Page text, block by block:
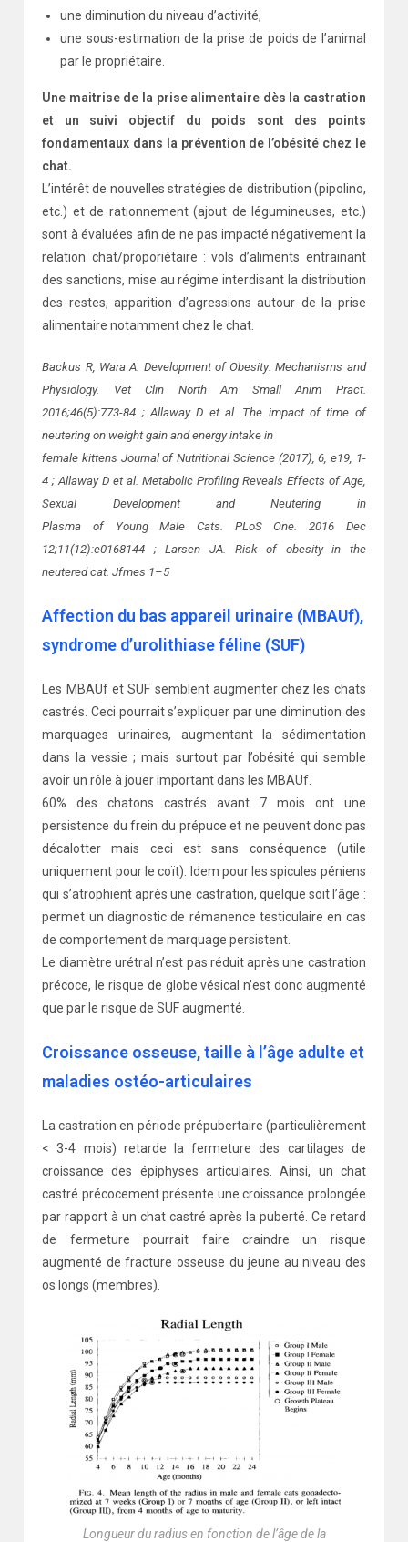
une diminution du niveau d’activité,
une sous-estimation de la prise de poids de l’animal
par le propriétaire.
Une maitrise de la prise alimentaire dès la castration
et un suivi objectif du poids sont des points
fondamentaux dans la prévention de l’obésité chez le
chat.
L’intérêt de nouvelles stratégies de distribution (pipolino,
etc.) et de rationnement (ajout de légumineuses, etc.)
sont à évaluées afin de ne pas impacté négativement la
relation chat/proporiétaire : vols d’aliments entrainant
des sanctions, mise au régime interdisant la distribution
des restes, apparition d’agressions autour de la prise
alimentaire notamment chez le chat.
Backus R, Wara A. Development of Obesity: Mechanisms and
Physiology. Vet Clin North Am Small Anim Pract.
2016;46(5):773-84 ;Allaway D et al. The impact of time of
neutering on weight gain and energy intake in
female kittens Journal of Nutritional Science (2017), 6, e19, 1-
4 ;Allaway D et al. Metabolic Profiling Reveals Effects of Age,
Sexual Development and Neutering in
Plasma of Young Male Cats. PLoS One. 2016 Dec
12;11(12):e0168144 ;Larsen JA. Risk of obesity in the
neutered cat. Jfmes 1–5
Affection du bas appareil urinaire (MBAUf),
syndrome d’urolithiase féline (SUF)
Les MBAUf et SUF semblent augmenter chez les chats
castrés. Ceci pourrait s’expliquer par une diminution des
marquages urinaires, augmentant la sédimentation
dans la vessie ; mais surtout par l’obésité qui semble
avoir un rôle à jouer important dans les MBAUf.
60% des chatons castrés avant 7 mois ont une
persistence du frein du prépuce et ne peuvent donc pas
décalotter mais ceci est sans conséquence (utile
uniquement pour le coït). Idem pour les spicules péniens
qui s’atrophient après une castration, quelque soit l’âge :
permet un diagnostic de rémanence testiculaire en cas
de comportement de marquage persistent.
Le diamètre urétral n’est pas réduit après une castration
précoce, le risque de globe vésical n’est donc augmenté
que par le risque de SUF augmenté.
Croissance osseuse, taille à l’âge adulte et
maladies ostéo-articulaires
La castration en période prépubertaire (particulièrement
< 3-4 mois) retarde la fermeture des cartilages de
croissance des épiphyses articulaires. Ainsi, un chat
castré précocement présente une croissance prolongée
par rapport à un chat castré après la puberté. Ce retard
de fermeture pourrait faire craindre un risque
augmenté de fracture osseuse du jeune au niveau des
os longs (membres).
Longueur du radius en fonction de l’âge de la